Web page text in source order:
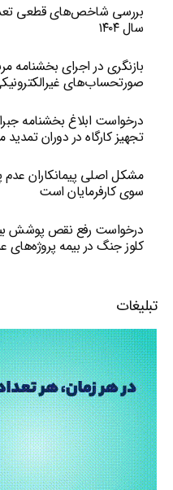
بررسی شاخص‌های قطعی
سال ۱۴۰۴
بازنگری در اجرای بخشنامه
صورتحساب‌های
درخواست ابلاغ بخشنامه
تجهیز کارگاه در دوران تمدید
مشکل اصلی پیمانکاران عدم
سوی کارفرمایان است
درخواست رفع نقص پوشش
کلوز جنگ در بیمه پروژه‌های
تبلیغات